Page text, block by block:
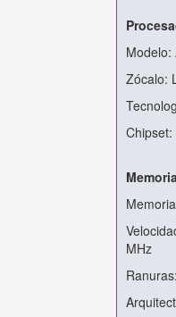
Modelo:
Zócalo:
Chipset:
MHz